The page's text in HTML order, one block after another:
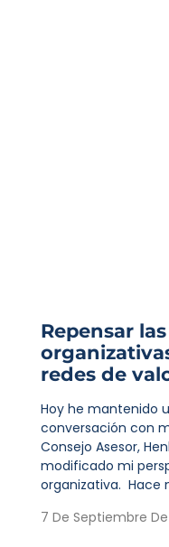
Repensar
redes de
Hoy he mantenido
conversación con
Consejo Asesor,
modificado mi
organizativa. Hace
7 De Septiembre